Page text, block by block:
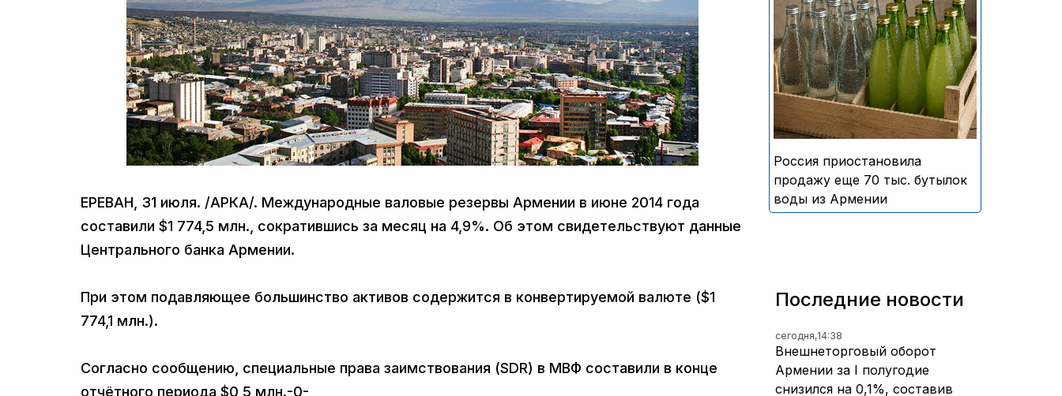
ЕРЕВАН, 31 июля. /АРКА/. Международные валовые резервы Армении в июне 2014 года
составили $1 774,5 млн., сократившись за месяц на 4,9%. Об этом свидетельствуют данные
Центрального банка Армении.
При этом подавляющее большинство активов содержится в конвертируемой валюте ($1
774,1 млн.).
Согласно сообщению, специальные права заимствования (SDR) в МВФ составили в конце
отчётного периода $0,5 млн.-0-
В России приостановили
продажу более 70 тыс.
бутылок питьевой воды и
безалкогольных напитков
армянского производства
Россия приостановила
продажу еще 70 тыс. бутылок
воды из Армении
Последние новости
сегодня,14:38
Внешнеторговый оборот
Армении за I полугодие
снизился на 0,1%, составив